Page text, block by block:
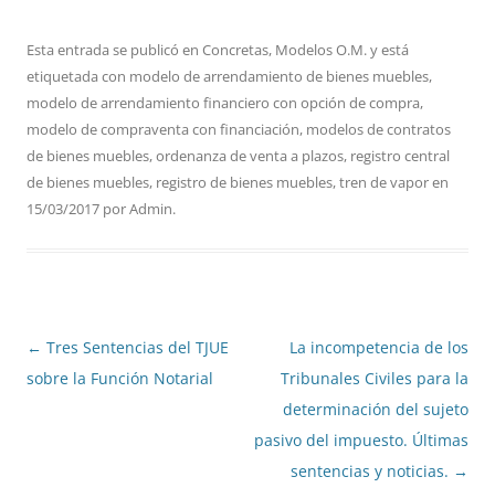
Esta entrada se publicó en Concretas, Modelos O.M.y está
etiquetada con modelo de arrendamiento de bienes muebles,
modelo de arrendamiento financiero con opción de compra,
modelo de compraventa con financiación, modelos de contratos
de bienes muebles,ordenanza de venta a plazos, registro central
de bienes muebles, registro de bienes muebles,tren de vaporen
15/03/2017 porAdmin.
Navegación
de
← Tres Sentencias del TJUE
sobre la Función Notarial
La incompetencia de los
Tribunales Civiles para la
determinación del sujeto
pasivo del impuesto. Últimas
sentencias y noticias. →